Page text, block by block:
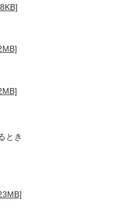
とき